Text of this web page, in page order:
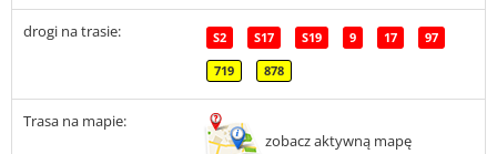
drogi na trasie: S2 S17 S19 9 17 97
719 878
Trasa na mapie:
zobacz aktywną mapę